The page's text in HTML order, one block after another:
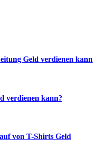
Geld verdienen kann
verdienen kann?
von T-Shirts Geld